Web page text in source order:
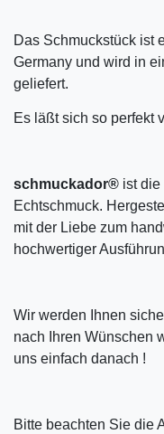
Das Schmuckstück ist
Germany und wird in
geliefert.
Es läßt sich so perfekt
schmuckador® ist die
Echtschmuck.
mit der Liebe zum
hochwertiger
Wir werden Ihnen
nach Ihren Wünschen
uns einfach danach !
Bitte beachten Sie die